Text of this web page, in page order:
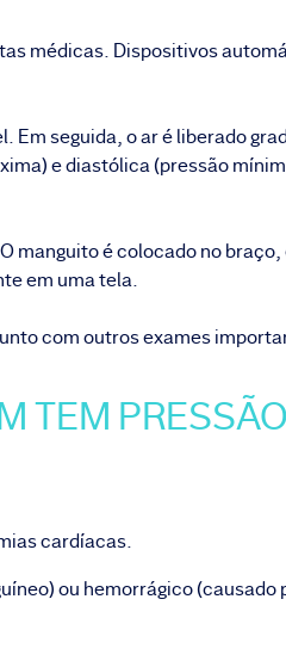
médicas. Dispositivos
seguida, o ar é liberado
e diastólica (pressão
manguito é colocado no
em uma tela.
com outros exames
TEM
cardíacas.
ou hemorrágico (causado